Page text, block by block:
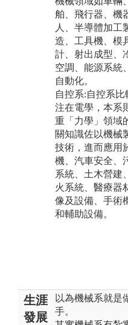
舶、飛行器、機
人、半導體加工
造、工具機、模
計、射出成型、
空調、能源系統
自動化。
自控系:自控系比
注在電學，本系
重「力學」領域
關知識佐以機械
技術，進而應用
機、汽車安全、
系統、土木營建
火系統、醫療器
像及設備、手術
和輔助設備。
生涯
發展
以為機械系就是
手。